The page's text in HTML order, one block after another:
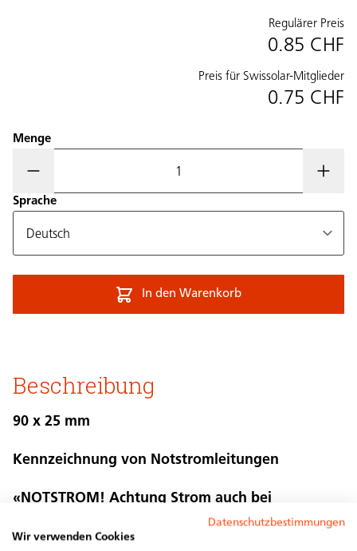
Regulärer Preis
0.85 CHF
Preis für Swissolar-Mitglieder
0.75 CHF
Menge
Sprache
In den Warenkorb
Beschreibung
90 x 25 mm
Kennzeichnung von Notstromleitungen
«NOTSTROM! Achtung Strom auch bei
Datenschutzbestimmungen
Wir verwenden Cookies